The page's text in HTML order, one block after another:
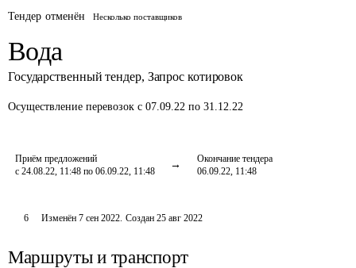
Тендер отменён Несколько поставщиков
Вода
Государственный тендер, Запрос котировок
Осуществление перевозок с 07.09.22 по 31.12.22
Приём предложений
с 24.08.22, 11:48 по 06.09.22, 11:48
Окончание тендера
06.09.22, 11:48
6 Изменён 7 сен 2022. Создан 25 авг 2022
Маршруты и транспорт